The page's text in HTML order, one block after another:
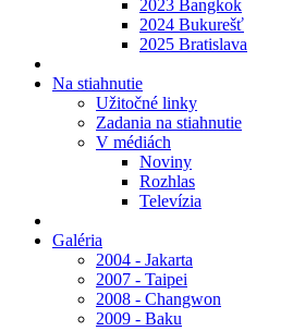
2023 Bangkok
2024 Bukurešť
2025 Bratislava
Na stiahnutie
Užitočné linky
Zadania na stiahnutie
V médiách
Noviny
Rozhlas
Televízia
Galéria
2004 - Jakarta
2007 - Taipei
2008 - Changwon
2009 - Baku